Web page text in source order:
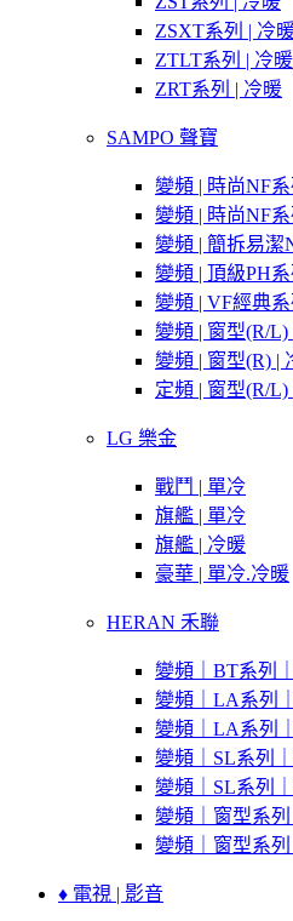
ZSXT系列 | 冷
ZTLT系列 | 冷暖
ZRT系列 | 冷暖
SAMPO 聲寶
變頻 | 時尚NF
變頻 | 時尚NF
變頻 | 簡拆易潔
變頻 | 頂級PH
變頻 | VF經典
變頻 | 窗型(R/L)
變頻 | 窗型(R) |
定頻 | 窗型(R/L)
LG 樂金
戰鬥 | 單冷
旗艦 | 單冷
旗艦 | 冷暖
豪華 | 單冷.冷暖
HERAN 禾聯
變頻｜BT系列
變頻｜LA系列
變頻｜LA系列
變頻｜SL系列
變頻｜SL系列
變頻｜窗型系
變頻｜窗型系
♦ 電視 | 影音